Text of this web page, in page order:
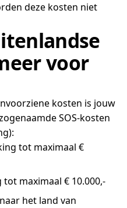
deze kosten niet
voor
kosten is jouw
SOS-kosten
tot maximaal €
maximaal € 10.000,-
het land van